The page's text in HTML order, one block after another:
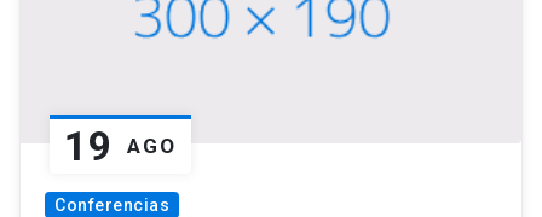
19 AGO
Conferencias